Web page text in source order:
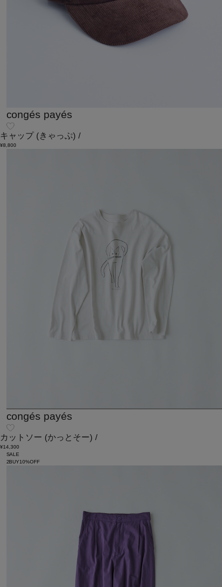
congés payés
キャップ (きゃっぷ) /
¥8,800
congés payés
カットソー (かっとそー) /
¥14,300
SALE
2BUY10%OFF